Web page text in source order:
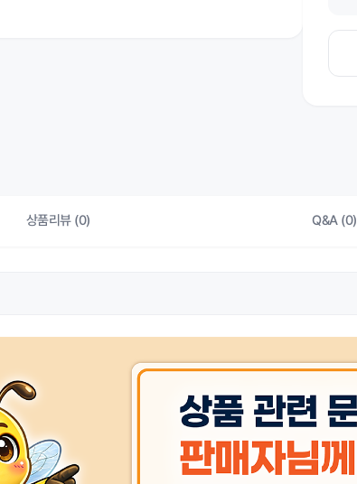
상품리뷰 (0) Q&A (0)
동일모델의 출시년월
크기
제품사용으로 인한 위험 및 유
의사항